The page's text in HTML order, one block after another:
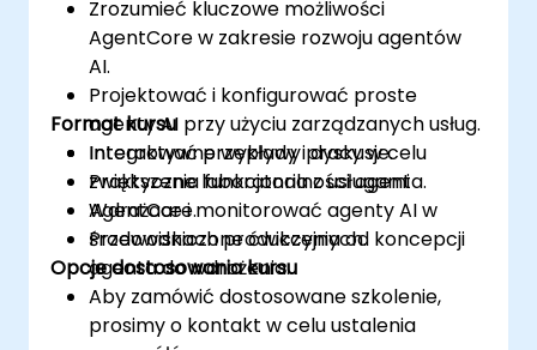
Zrozumieć kluczowe możliwości
AgentCore w zakresie rozwoju agentów
AI.
Projektować i konfigurować proste
agenty AI przy użyciu zarządzanych usług.
Integrować przepływy pracy w celu
zwiększenia funkcjonalności agenta.
Wdrażaæ i monitorować agenty AI w
środowiskach produkcyjnych.
Format kursu
Interaktywne wykłady i dyskusje.
Praktyczne laboratoria z usługami
AgentCore.
Przewodniczone ćwiczenia od koncepcji
agenta do wdrożenia.
Opcje dostosowania kursu
Aby zamówić dostosowane szkolenie,
prosimy o kontakt w celu ustalenia